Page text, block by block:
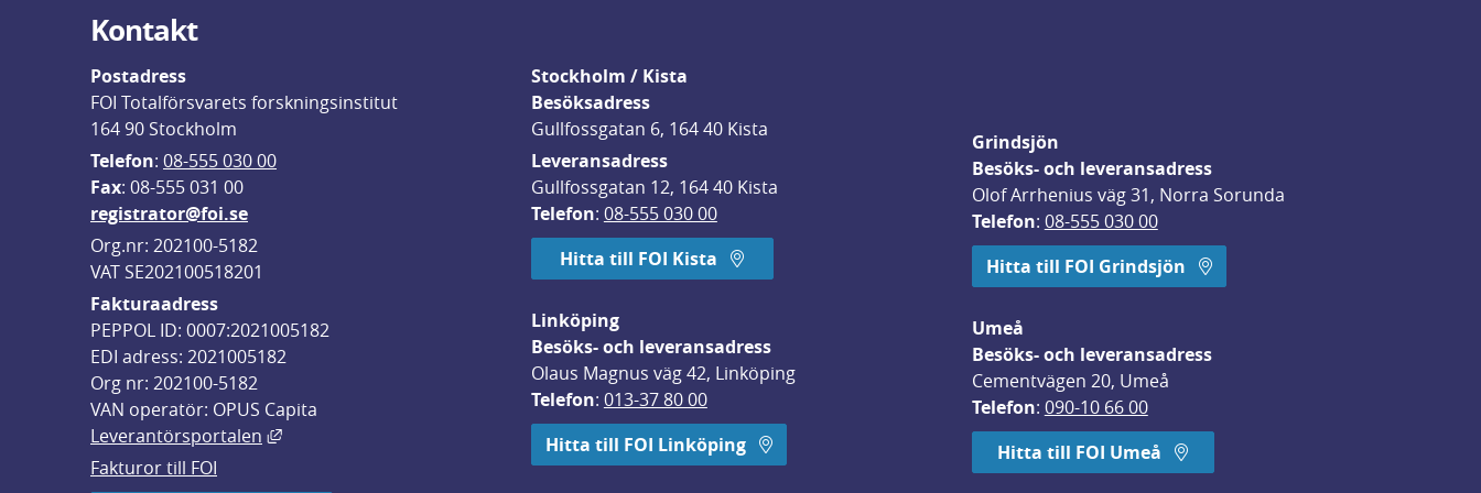
Kontakt
Postadress
FOI Totalförsvarets forskningsinstitut
164 90 Stockholm
Telefon: 08-555 030 00
Fax: 08-555 031 00
registrator@foi.se
Org.nr: 202100-5182
VAT SE202100518201
Fakturaadress
PEPPOL ID: 0007:2021005182
EDI adress: 2021005182
Org nr: 202100-5182
VAN operatör: OPUS Capita
Leverantörsportalen
Länk till annan webbplats, öppnas i nytt fönster.
Fakturor till FOI
Stockholm / Kista
Besöksadress
Gullfossgatan 6, 164 40 Kista
Leveransadress
Gullfossgatan 12, 164 40 Kista
Telefon: 08-555 030 00
Hitta till FOI Kista
Linköping
Besöks- och leveransadress
Olaus Magnus väg 42, Linköping
Telefon: 013-37 80 00
Hitta till FOI Linköping
Grindsjön
Besöks- och leveransadress
Olof Arrhenius väg 31, Norra Sorunda
Telefon: 08-555 030 00
Hitta till FOI Grindsjön
Umeå
Besöks- och leveransadress
Cementvägen 20, Umeå
Telefon: 090-10 66 00
Hitta till FOI Umeå